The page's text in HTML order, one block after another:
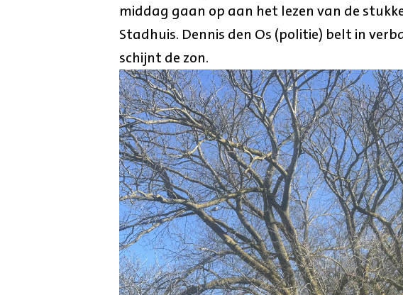
middag gaan op aan het lezen van de
Stadhuis. Dennis den Os (politie) belt in
schijnt de zon.